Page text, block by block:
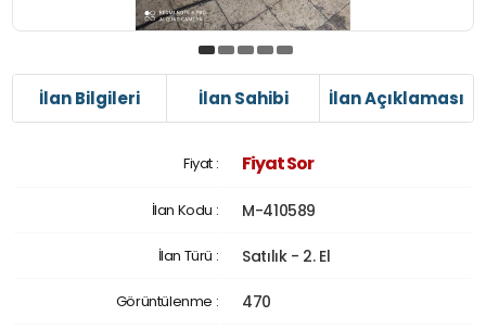
İlan Bilgileri İlan Sahibi İlan Açıklaması
Fiyat : Fiyat Sor
İlan Kodu : M-410589
İlan Türü : Satılık - 2. El
Görüntülenme : 470